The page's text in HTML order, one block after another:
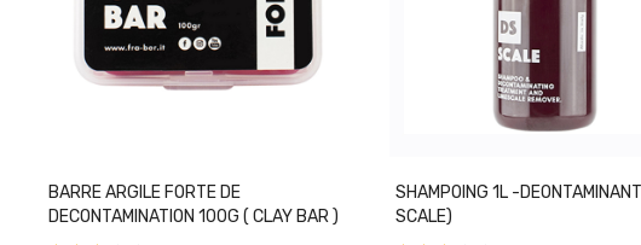
BARRE ARGILE FORTE DE
DECONTAMINATION 100G ( CLAY BAR )
SHAMPOING 1L -
SCALE)